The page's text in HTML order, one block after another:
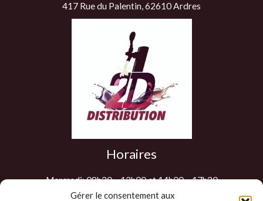
Gérer le consentement aux
417 Rue du Palentin, 62610 Ardres
Horaires
Mercredi: 08h30 – 12h00 et 14h00 – 17h30
Jeudi: 08h30 – 12h00 et 14h00 – 17h30